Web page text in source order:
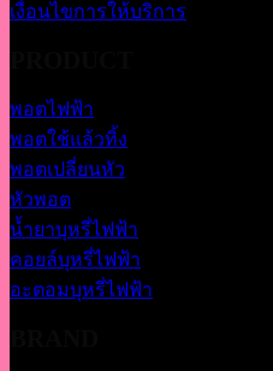
เงื่อนไขการให้บริการ
พอตไฟฟ้า
พอตใช้แล้วทิ้ง
พอตเปลี่ยนหัว
หัวพอต
น้ำยาบุหรี่ไฟฟ้า
คอยล์บุหรี่ไฟฟ้า
อะตอมบุหรี่ไฟฟ้า